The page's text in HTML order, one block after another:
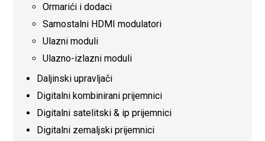
Ormarići i dodaci
Samostalni HDMI modulatori
Ulazni moduli
Ulazno-izlazni moduli
Daljinski upravljači
Digitalni kombinirani prijemnici
Digitalni satelitski & ip prijemnici
Digitalni zemaljski prijemnici